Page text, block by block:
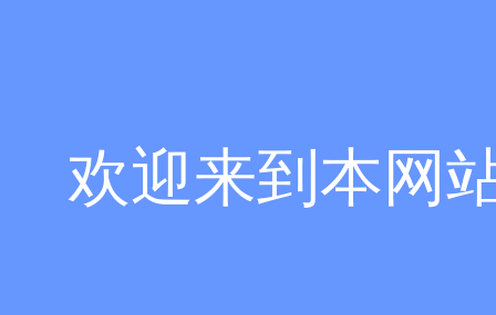
欢迎来到本网